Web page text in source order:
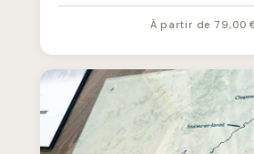
À partir de 79,00